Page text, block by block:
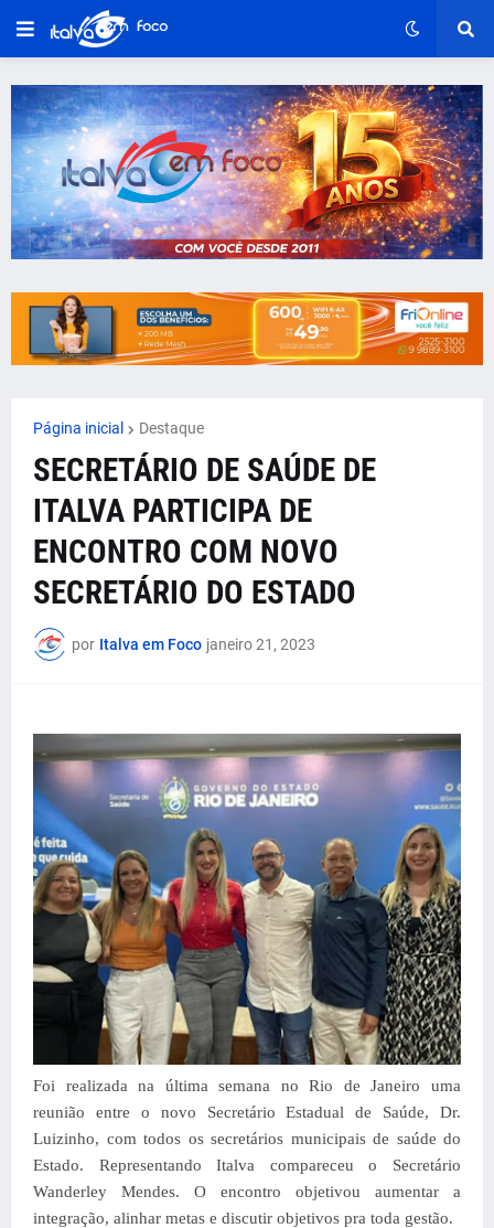
Página inicial Destaque
SECRETÁRIO DE SAÚDE DE
ITALVA PARTICIPA DE
ENCONTRO COM NOVO
SECRETÁRIO DO ESTADO
por Italva em Foco janeiro 21, 2023
Foi realizada na última semana no Rio de Janeiro uma
reunião entre o novo Secretário Estadual de Saúde, Dr.
Luizinho, com todos os secretários municipais de saúde do
Estado. Representando Italva compareceu o Secretário
Wanderley Mendes. O encontro objetivou aumentar a
integração, alinhar metas e discutir objetivos pra toda gestão.